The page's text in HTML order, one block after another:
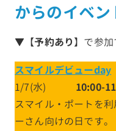
からのイベン
▼【予約あり】で参
スマイルデビューday
1/7(水) 10:00-
スマイル・ポートを
ーさん向けの日です。